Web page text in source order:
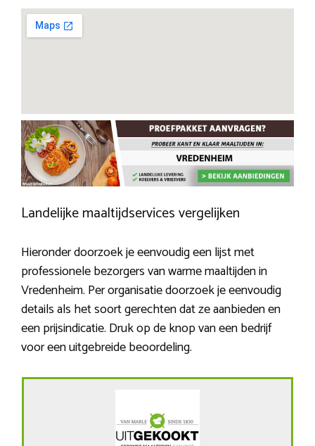
Landelijke maaltijdservices vergelijken
Hieronder doorzoek je eenvoudig een lijst met
professionele bezorgers van warme maaltijden in
Vredenheim. Per organisatie doorzoek je eenvoudig
details als het soort gerechten dat ze aanbieden en
een prijsindicatie. Druk op de knop van een bedrijf
voor een uitgebreide beoordeling.